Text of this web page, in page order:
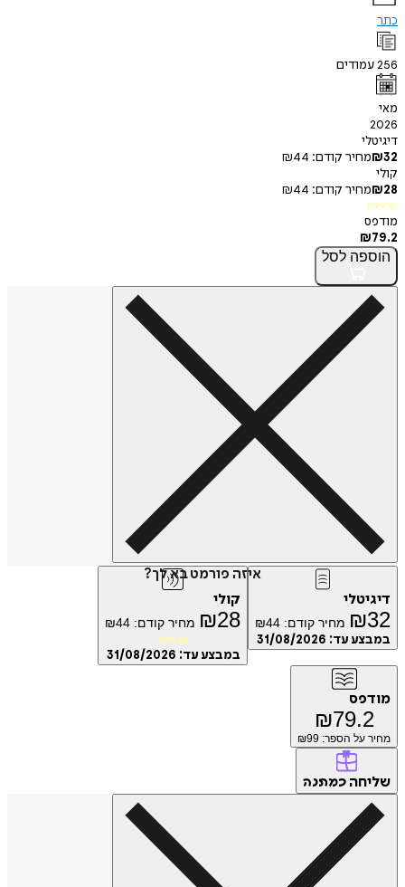
קודם:
₪44
קודם: ₪44
לסל
איזה פורמט בא לך?
₪ מחיר קודם: ₪44
עד:31/08/2026
₪ 28 מחיר קודם: ₪44
במבצע עד:31/08/2026
₪
על הספר: ₪99
כמתנה